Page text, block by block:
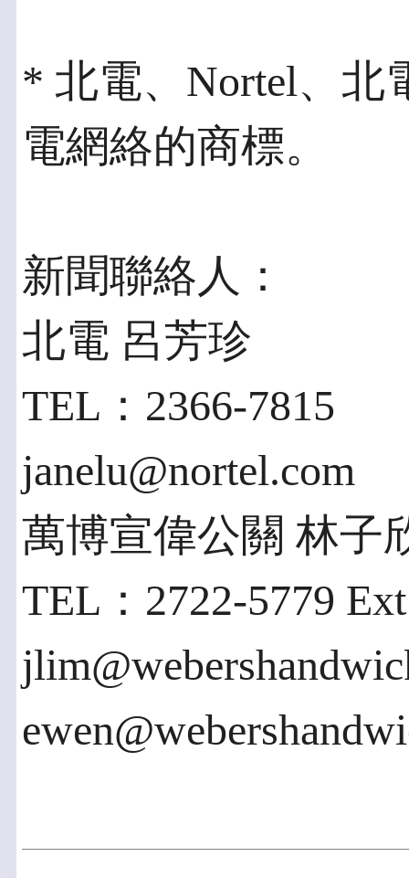
* 北電、Nortel、北
電網絡的商標。
新聞聯絡人：
北電 呂芳珍
TEL：2366-7815
janelu@nortel.com
萬博宣偉公關 林子
TEL：2722-5779